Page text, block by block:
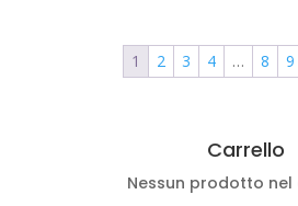
1 2 3 4 … 8 9
Carrello
Nessun prodotto